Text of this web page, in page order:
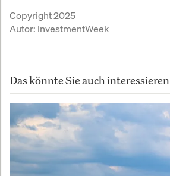
Copyright 2025
Autor: InvestmentWeek
Das könnte Sie auch interessieren